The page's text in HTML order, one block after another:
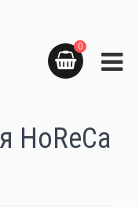
0
HoReCa